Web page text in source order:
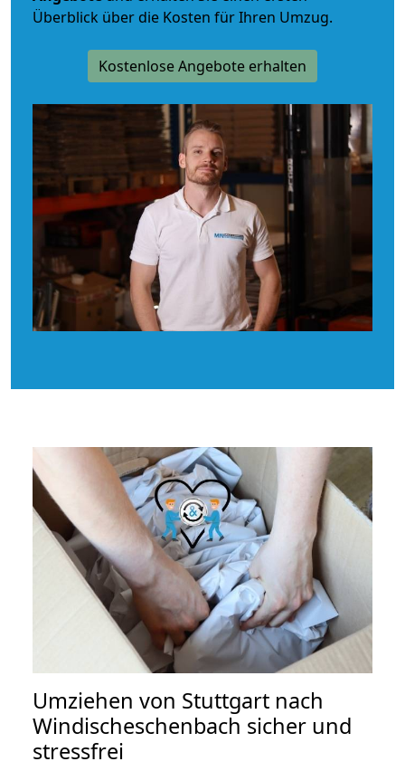
Überblick über die Kosten für Ihren Umzug.
Kostenlose Angebote erhalten
Umziehen von Stuttgart nach
Windischeschenbach sicher und
stressfrei